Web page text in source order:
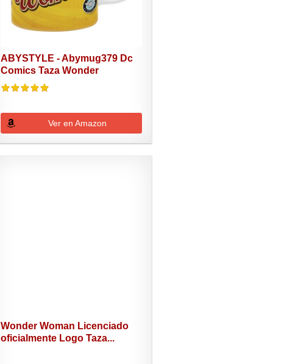
ABYSTYLE - Abymug379 Dc
Comics Taza Wonder
Woman...
Ver en Amazon
Wonder Woman Licenciado
oficialmente Logo Taza...